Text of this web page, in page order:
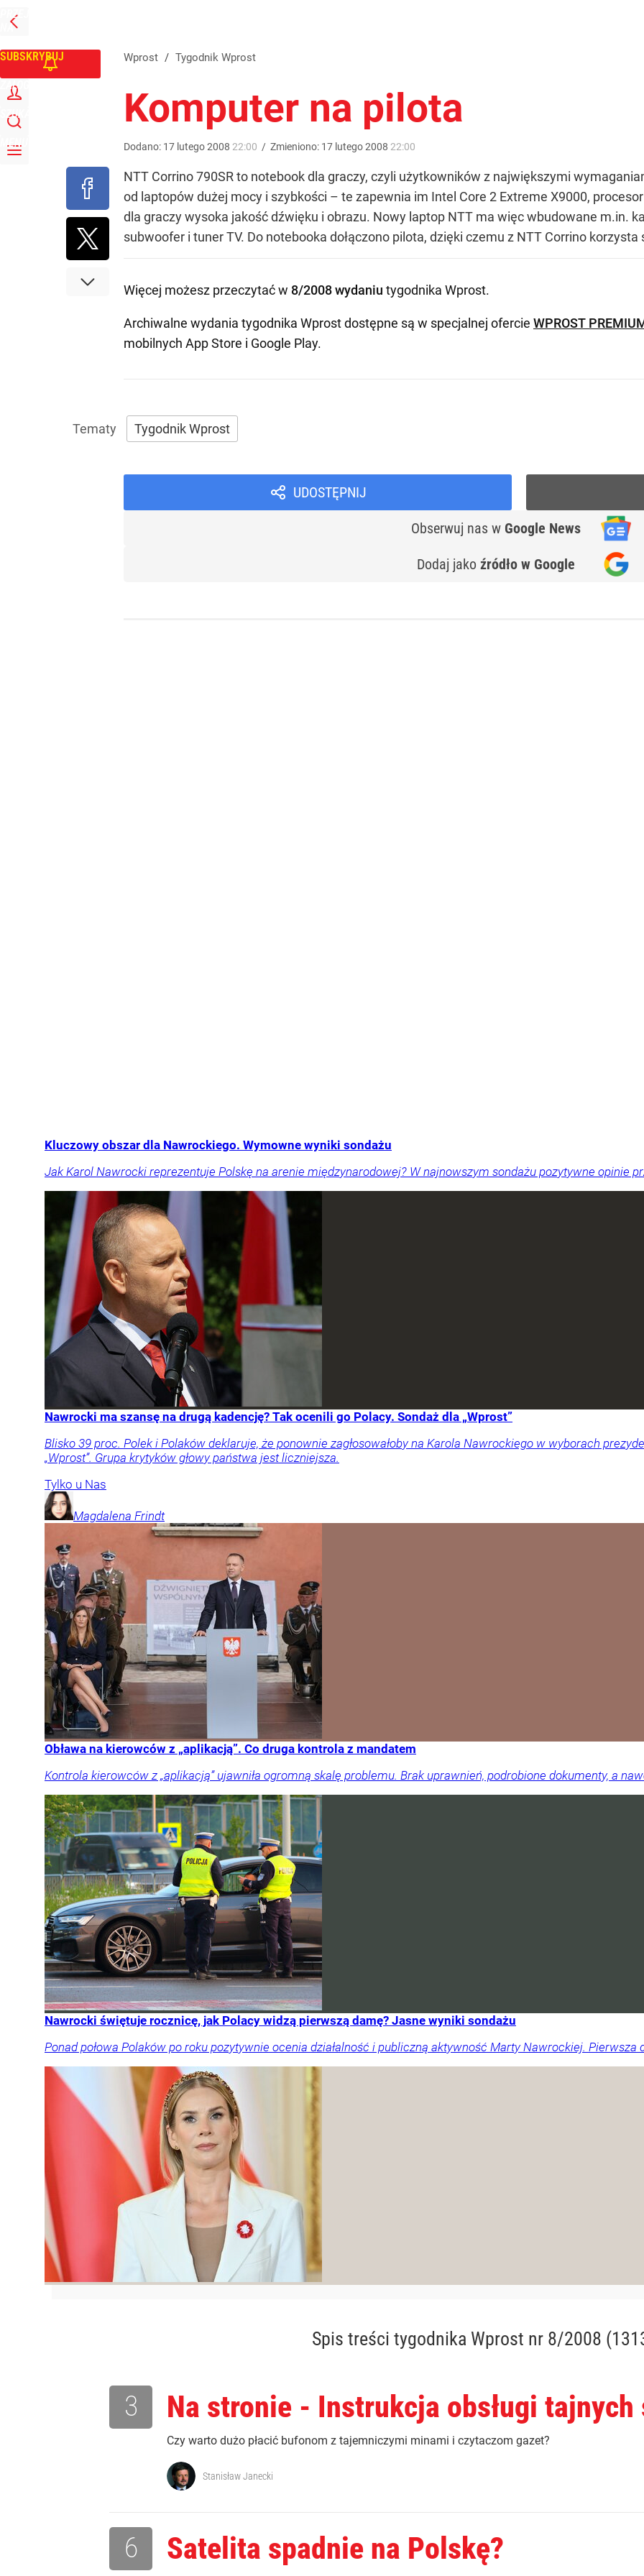
PRZEJDŹ
NA
GŁÓWNĄ
SUBSKRYBUJ
ZALOGUJ
SZUKAJ
MENU
Wprost / Tygodnik Wprost
Komputer na pilota
Dodano: 17 lutego2008 22:00 / Zmieniono: 17 lutego2008 22:00
NTT Corrino 790SR to notebook dla graczy, czyli użytkowników z największymi
od laptopów dużej mocy i szybkości – te zapewnia im Intel Core 2 Extreme X9000,
dla graczy wysoka jakość dźwięku i obrazu. Nowy laptop NTT ma więc wbudowane m.in.
subwoofer i tuner TV. Do notebooka dołączono pilota, dzięki czemu z NTT Corrino korzysta
Więcej możesz przeczytać w 8/2008 wydaniu tygodnika Wprost.
Archiwalne wydania tygodnika Wprost dostępne są w specjalnej ofercie WPROST
mobilnych App Store i Google Play.
Tygodnik Wprost
UDOSTĘPNIJ
Obserwuj nas w Google News
Dodaj jako źródło w Google
Kluczowy obszar dla Nawrockiego. Wymowne wyniki sondażu
Jak Karol Nawrocki reprezentuje Polskę na arenie międzynarodowej? W najnowszym sondażu pozytywne opinie
Nawrocki ma szansę na drugą kadencję? Tak ocenili go Polacy. Sondaż dla „Wprost”
Blisko 39 proc. Polek i Polaków deklaruje, że ponownie zagłosowałoby na Karola Nawrockiego w wyborach
„Wprost”. Grupa krytyków głowy państwa jest liczniejsza.
Tylko u Nas
Magdalena Frindt
Obława na kierowców z „aplikacją”. Co druga kontrola z mandatem
Kontrola kierowców z „aplikacją” ujawniła ogromną skalę problemu. Brak uprawnień, podrobione dokumenty, a
Nawrocki świętuje rocznicę, jak Polacy widzą pierwszą damę? Jasne wyniki sondażu
Ponad połowa Polaków po roku pozytywnie ocenia działalność i publiczną aktywność Marty Nawrockiej. Pierwsza
Spis treści tygodnika Wprost nr 8/2008
Na stronie - Instrukcja obsługi tajnych
Czy warto dużo płacić bufonom z tajemniczymi minami i czytaczom gazet?
3
Stanisław Janecki
Satelita spadnie na Polskę?
6